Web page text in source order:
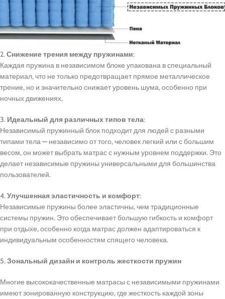
2.Снижение трения между пружинами:
Каждая пружина в независимом блоке упакована в специальный
материал, что не только предотвращает прямое металлическое
трение, но и значительно снижает уровень шума, особенно при
ночных движениях.
3. Идеальный для различных типов тела:
Независимый пружинный блок подходит для людей с разными
типами тела — независимо от того, человек легкий или с большим
весом, он может выбрать матрас с нужным уровнем поддержки. Это
делает независимые пружины универсальными для большинства
пользователей.
4.Улучшенная эластичность и комфорт:
Независимые пружины более эластичны, чем традиционные
системы пружин. Это обеспечивает большую гибкость и комфорт
при отдыхе, особенно когда матрас должен адаптироваться к
индивидуальным особенностям спящего человека.
5.Зональный дизайн и контроль жесткости пружин
Многие высококачественные матрасы с независимыми пружинами
имеют зонированную конструкцию, где жесткость каждой зоны